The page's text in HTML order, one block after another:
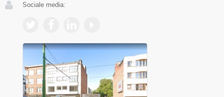
Sociale media: